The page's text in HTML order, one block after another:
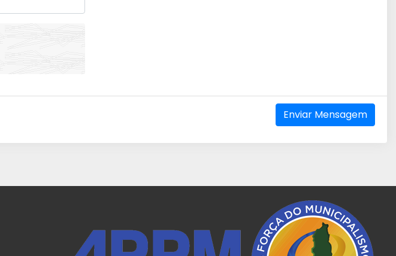
Enviar Mensagem